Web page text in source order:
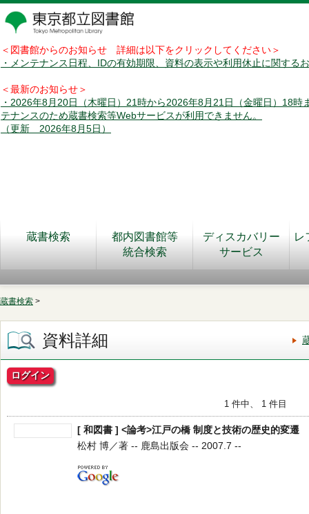
＜図書館からのお知らせ 詳細は以下をクリックしてください＞
・メンテナンス日程、IDの有効期限、資料の表示や利用休止に関する
＜最新のお知らせ＞
・2026年8月20日（木曜日）21時から2026年8月21日（金曜日）18時
テナンスのため蔵書検索等Webサービスが利用できません。
（更新 2026年8月5日）
蔵書検索
都内図書館等
統合検索
ディスカバリー
サービス
レ
蔵書検索 >
資料詳細
ログイン
1 件中、 1 件目
[ 和図書 ] <論考>江戸の橋 制度と技術の歴史的変遷
松村 博／著 -- 鹿島出版会 -- 2007.7 --